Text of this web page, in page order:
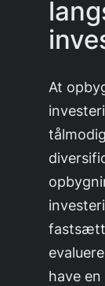
At
have